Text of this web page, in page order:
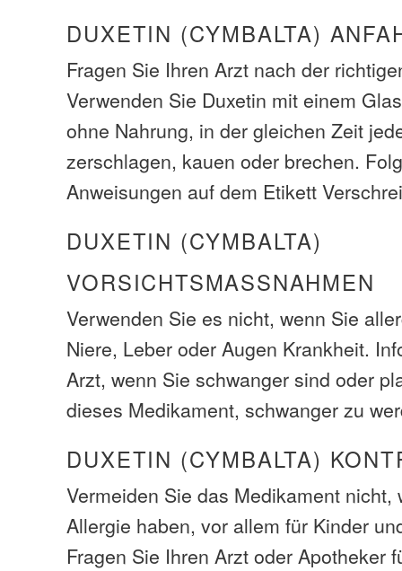
DUXETIN (CYMBALTA)
Fragen Sie Ihren Arzt nach der
Verwenden Sie Duxetin mit einem
ohne Nahrung, in der gleichen Zeit
zerschlagen, kauen oder brechen.
Anweisungen auf dem Etikett
DUXETIN (CYMBALTA)
VORSICHTSMASSNAHMEN
Verwenden Sie es nicht, wenn Sie
Niere, Leber oder Augen Krankheit.
Arzt, wenn Sie schwanger sind oder
dieses Medikament, schwanger zu
DUXETIN (CYMBALTA)
Vermeiden Sie das Medikament nicht,
Allergie haben, vor allem für Kinder
Fragen Sie Ihren Arzt oder Apotheker